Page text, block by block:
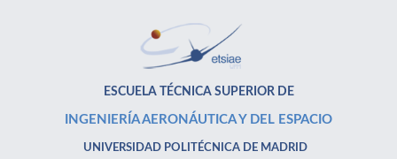
ESCUELA TÉCNICA SUPERIOR DE
INGENIERÍA AERONÁUTICA Y DEL ESPACIO
UNIVERSIDAD POLITÉCNICA DE MADRID